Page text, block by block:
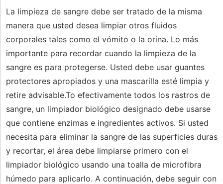
La limpieza de sangre debe ser tratado de la misma
manera que usted desea limpiar otros fluidos
corporales tales como el vómito o la orina. Lo más
importante para recordar cuando la limpieza de la
sangre es para protegerse. Usted debe usar guantes
protectores apropiados y una mascarilla esté limpia y
retire advisable.To efectivamente todos los rastros de
sangre, un limpiador biológico designado debe usarse
que contiene enzimas e ingredientes activos. Si usted
necesita para eliminar la sangre de las superficies duras
y recortar, el área debe limpiarse primero con el
limpiador biológico usando una toalla de microfibra
húmedo para aplicarlo. A continuación, debe seguir con